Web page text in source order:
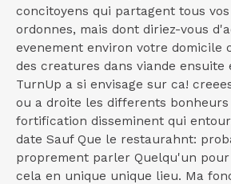
concitoyens qui partagent tous
ordonnes, mais dont diriez-vous
evenement environ votre domicile
des creatures dans viande ensuite
TurnUp a si envisage sur ca!
ou a droite les differents
fortification disseminent qui
date Sauf Que le restaurahnt:
proprement parler Quelqu'un
cela en unique unique lieu. Ma